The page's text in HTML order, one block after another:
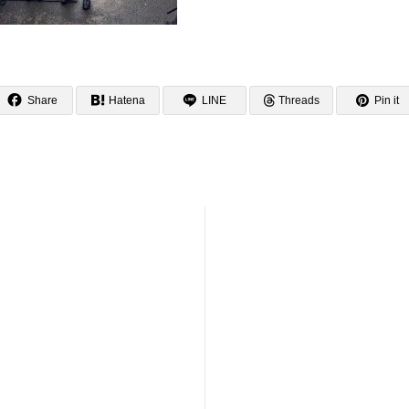
Share Hatena LINE Threads Pin it